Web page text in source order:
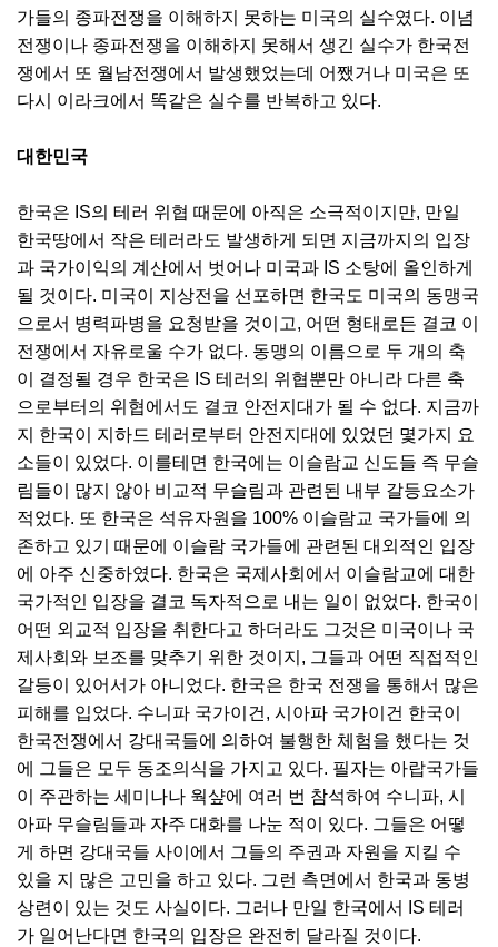
가들의 종파전쟁을 이해하지 못하는 미국의 실수였다. 이념
전쟁이나 종파전쟁을 이해하지 못해서 생긴 실수가 한국전
쟁에서 또 월남전쟁에서 발생했었는데 어쨌거나 미국은 또
다시 이라크에서 똑같은 실수를 반복하고 있다.
대한민국
한국은 IS의 테러 위협 때문에 아직은 소극적이지만, 만일
한국땅에서 작은 테러라도 발생하게 되면 지금까지의 입장
과 국가이익의 계산에서 벗어나 미국과 IS 소탕에 올인하게
될 것이다. 미국이 지상전을 선포하면 한국도 미국의 동맹국
으로서 병력파병을 요청받을 것이고, 어떤 형태로든 결코 이
전쟁에서 자유로울 수가 없다. 동맹의 이름으로 두 개의 축
이 결정될 경우 한국은 IS 테러의 위협뿐만 아니라 다른 축
으로부터의 위협에서도 결코 안전지대가 될 수 없다. 지금까
지 한국이 지하드 테러로부터 안전지대에 있었던 몇가지 요
소들이 있었다. 이를테면 한국에는 이슬람교 신도들 즉 무슬
림들이 많지 않아 비교적 무슬림과 관련된 내부 갈등요소가
적었다. 또 한국은 석유자원을 100% 이슬람교 국가들에 의
존하고 있기 때문에 이슬람 국가들에 관련된 대외적인 입장
에 아주 신중하였다. 한국은 국제사회에서 이슬람교에 대한
국가적인 입장을 결코 독자적으로 내는 일이 없었다. 한국이
어떤 외교적 입장을 취한다고 하더라도 그것은 미국이나 국
제사회와 보조를 맞추기 위한 것이지, 그들과 어떤 직접적인
갈등이 있어서가 아니었다. 한국은 한국 전쟁을 통해서 많은
피해를 입었다. 수니파 국가이건, 시아파 국가이건 한국이
한국전쟁에서 강대국들에 의하여 불행한 체험을 했다는 것
에 그들은 모두 동조의식을 가지고 있다. 필자는 아랍국가들
이 주관하는 세미나나 웍샾에 여러 번 참석하여 수니파, 시
아파 무슬림들과 자주 대화를 나눈 적이 있다. 그들은 어떻
게 하면 강대국들 사이에서 그들의 주권과 자원을 지킬 수
있을 지 많은 고민을 하고 있다. 그런 측면에서 한국과 동병
상련이 있는 것도 사실이다. 그러나 만일 한국에서 IS 테러
가 일어난다면 한국의 입장은 완전히 달라질 것이다.